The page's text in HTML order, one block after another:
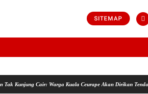
SITEMAP
Cair: Warga Kuala Ceurape Akan Dirikan Tenda di Kantor